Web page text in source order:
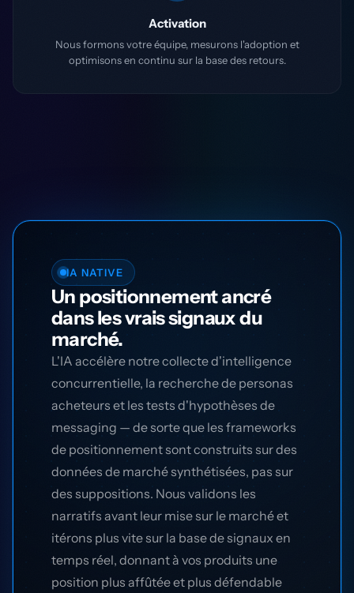
Activation
Nous formons votre équipe, mesurons l'adoption et
optimisons en continu sur la base des retours.
IA NATIVE
Un positionnement ancré
dans les vrais signaux du
marché.
L'IA accélère notre collecte d'intelligence
concurrentielle, la recherche de personas
acheteurs et les tests d'hypothèses de
messaging — de sorte que les frameworks
de positionnement sont construits sur des
données de marché synthétisées, pas sur
des suppositions. Nous validons les
narratifs avant leur mise sur le marché et
itérons plus vite sur la base de signaux en
temps réel, donnant à vos produits une
position plus affûtée et plus défendable